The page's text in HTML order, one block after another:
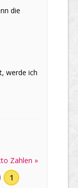
die
werde ich
Zahlen »
1